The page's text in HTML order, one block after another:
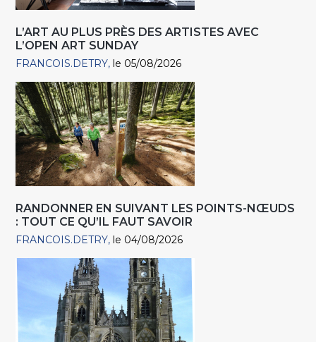
L’ART AU PLUS PRÈS DES ARTISTES AVEC
L’OPEN ART SUNDAY
FRANCOIS.DETRY le 05/08/2026
RANDONNER EN SUIVANT LES POINTS-NŒUDS
: TOUT CE QU’IL FAUT SAVOIR
FRANCOIS.DETRY le 04/08/2026